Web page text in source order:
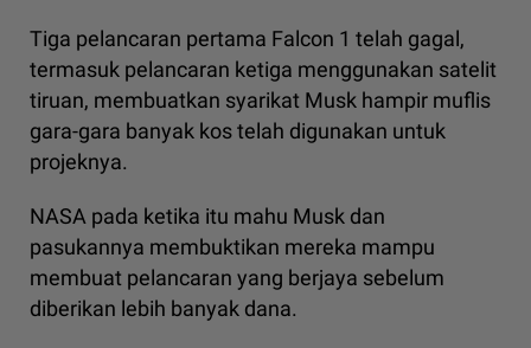
Tiga pelancaran pertama Falcon 1 telah gagal,
termasuk pelancaran ketiga menggunakan satelit
tiruan, membuatkan syarikat Musk hampir muflis
gara-gara banyak kos telah digunakan untuk
projeknya.
NASA pada ketika itu mahu Musk dan
pasukannya membuktikan mereka mampu
membuat pelancaran yang berjaya sebelum
diberikan lebih banyak dana.